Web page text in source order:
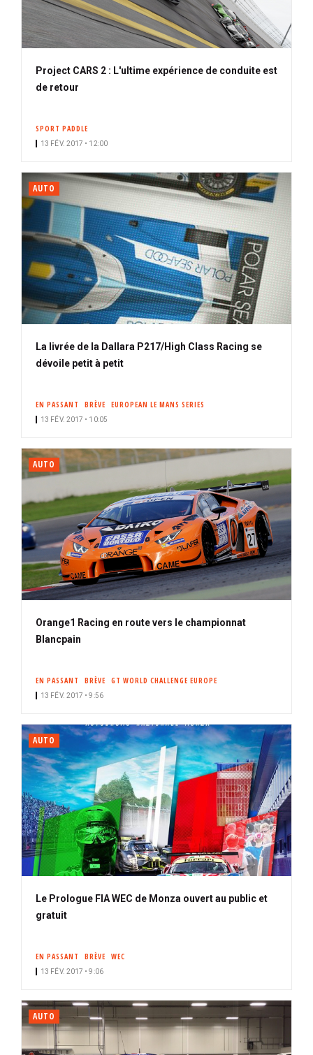
Project CARS 2 : L'ultime expérience de conduite est
de retour
SPORT PADDLE
13 FÉV. 2017 • 12:00
AUTO
La livrée de la Dallara P217/High Class Racing se
dévoile petit à petit
EN PASSANT BRÈVE EUROPEAN LE MANS SERIES
13 FÉV. 2017 • 10:05
AUTO
Orange1 Racing en route vers le championnat
Blancpain
EN PASSANT BRÈVE GT WORLD CHALLENGE EUROPE
13 FÉV. 2017 • 9:56
AUTO
Le Prologue FIA WEC de Monza ouvert au public et
gratuit
EN PASSANT BRÈVE WEC
13 FÉV. 2017 • 9:06
AUTO